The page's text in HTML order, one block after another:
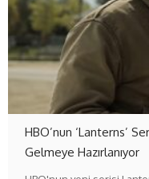
HBO’nun ‘Lanterns’
Gelmeye Hazırlanıyor